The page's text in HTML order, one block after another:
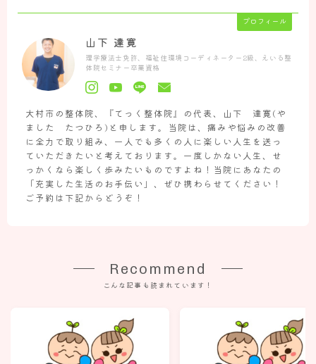
プロフィール
山下 達寛
理学療法士免許、福祉住環境コーディネーター2級、えいる整
体院セミナー卒業資格
大村市の整体院、『てっく整体院』の代表、山下 達寛(や
ました たつひろ)と申します。当院は、痛みや悩みの改善
に全力で取り組み、一人でも多くの人に楽しい人生を送っ
ていただきたいと考えております。一度しかない人生、せ
っかくなら楽しく歩みたいものですよね！当院にあなたの
「充実した生活のお手伝い」、ぜひ携わらせてください！
ご予約は下記からどうぞ！
Recommend
こんな記事も読まれています！